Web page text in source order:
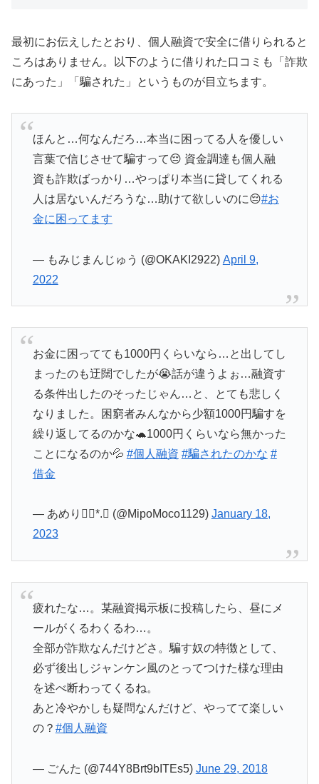
最初にお伝えしたとおり、個人融資で安全に借りられると
ころはありません。以下のように借りれた口コミも「詐欺
にあった」「騙された」というものが目立ちます。
ほんと…何なんだろ…本当に困ってる人を優しい
言葉で信じさせて騙すって😔 資金調達も個人融
資も詐欺ばっかり…やっぱり本当に貸してくれる
人は居ないんだろうな…助けて欲しいのに😔#お
金に困ってます
— もみじまんじゅう (@OKAKI2922) April 9,
2022
お金に困ってても1000円くらいなら…と出してし
まったのも迂闊でしたが😭話が違うよぉ…融資す
る条件出したのそったじゃん…と、とても悲しく
なりました。困窮者みんなから少額1000円騙すを
繰り返してるのかな🐢1000円くらいなら無かった
ことになるのか💦 #個人融資 #騙されたのかな #
借金
— あめり❁⃘*.ﾟ (@MipoMoco1129) January 18,
2023
疲れたな…。某融資掲示板に投稿したら、昼にメ
ールがくるわくるわ…。
全部が詐欺なんだけどさ。騙す奴の特徴として、
必ず後出しジャンケン風のとってつけた様な理由
を述べ断わってくるね。
あと冷やかしも疑問なんだけど、やってて楽しい
の？ #個人融資
— ごんた (@744Y8Brt9bITEs5) June 29, 2018